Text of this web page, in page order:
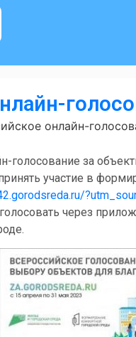
онлайн-
голосование за
участие в
через